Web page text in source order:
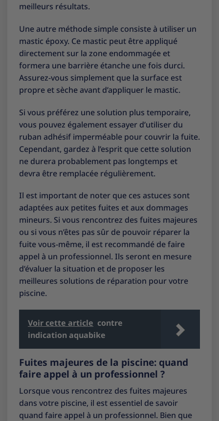
meilleurs résultats.
Une autre méthode simple consiste à utiliser un
mastic époxy. Ce mastic peut être appliqué
directement sur la zone endommagée et
formera une barrière étanche une fois durci.
Assurez-vous simplement que la surface est
propre et sèche avant d’appliquer le mastic.
Si vous préférez une solution plus temporaire,
vous pouvez également essayer d’utiliser du
ruban adhésif imperméable pour couvrir la fuite.
Cependant, gardez à l’esprit que cette solution
ne durera probablement pas longtemps et
devra être remplacée régulièrement.
Il est important de noter que ces astuces sont
adaptées aux petites fuites et aux dommages
mineurs. Si vous rencontrez des fuites majeures
ou si vous n’êtes pas sûr de pouvoir réparer la
fuite vous-même, il est recommandé de faire
appel à un professionnel. Ils seront en mesure
d’évaluer la situation et de proposer les
meilleures solutions de réparation pour votre
piscine.
Voir cette article contre
indication aquabike
Fuites majeures de la piscine: quand
faire appel à un professionnel ?
Lorsque vous rencontrez des fuites majeures
dans votre piscine, il est essentiel de savoir
quand faire appel à un professionnel. Bien que